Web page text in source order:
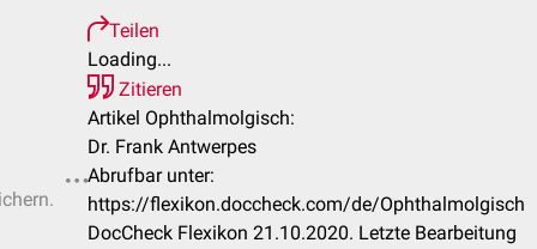
Teilen
Loading...
Zitieren
Artikel Ophthalmolgisch:
Dr. Frank Antwerpes
Abrufbar unter:
https://flexikon.doccheck.com/de/Ophthalmolgisch
DocCheck Flexikon 21.10.2020. Letzte Bearbeitung